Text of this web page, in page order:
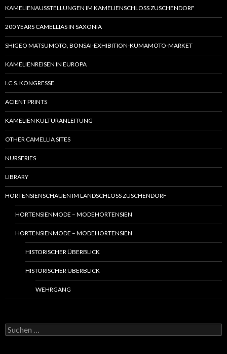
KAMELIENAUSSTELLUNGEN IM KAMELIENSCHLOSS ZUSCHENDORF
200 YEARS CAMELLIAS IN SAXONIA
SHIGEO MATSUMOTO, BONSAI-EXHIBITION-KUMAMOTO-MARKET
KAMELIENREISEN IN EUROPA
I.C.S. KONGRESSE
ACIENT PRINTS
KAMELIEN KULTURANLEITUNG
OTHER CAMELLIA SITES
NURSERIES
LIBRARY
HORTENSIENSCHAUEN IM LANDSCHLOSS ZUSCHENDORF
HORTENSIENMODE – MODEHORTENSIEN
HORTENSIENMODE – MODEHORTENSIEN
HISTORISCHER ÜBERBLICK
HISTORISCHER ÜBERBLICK
WEHRGANG
S
u